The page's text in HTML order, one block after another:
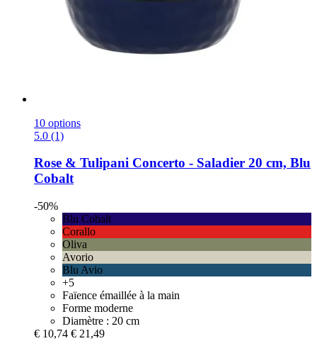
10 options
5.0 (1)
Rose & Tulipani Concerto -​ Saladier 20 cm, Blu
Cobalt
-50%
Blu Cobalt
Corallo
Oliva
Avorio
Blu Avio
+5
Faïence émaillée à la main
Forme moderne
Diamètre : 20 cm
€ 10,74 € 21,49